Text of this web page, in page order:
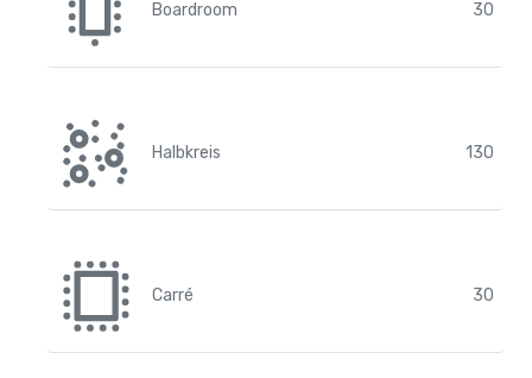
Boardroom 30
Halbkreis 130
Carré 30